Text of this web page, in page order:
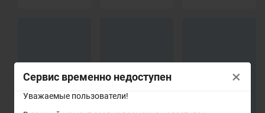
Сервис временно недоступен
Уважаемые пользователи!
×